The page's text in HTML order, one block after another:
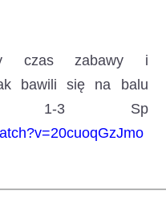
czas zabawy i
bawili się na balu
1-3 Sp